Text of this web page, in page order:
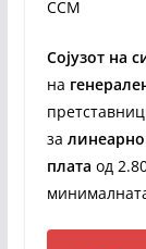
ССМ
Сојузот на
на
за
плата од